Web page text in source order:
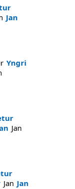
Jan
Yngri
Jan
Jan Jan